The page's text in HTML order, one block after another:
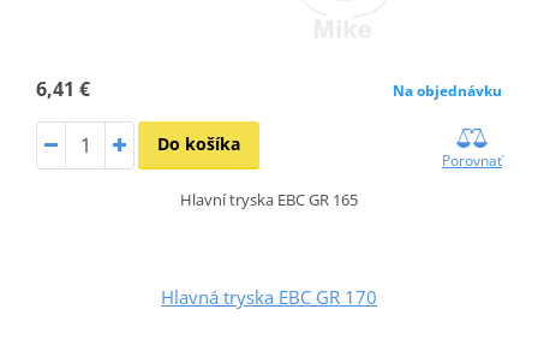
6,41 € Na objednávku
Do košíka
Porovnať
Hlavní tryska EBC GR 165
Hlavná tryska EBC GR 170